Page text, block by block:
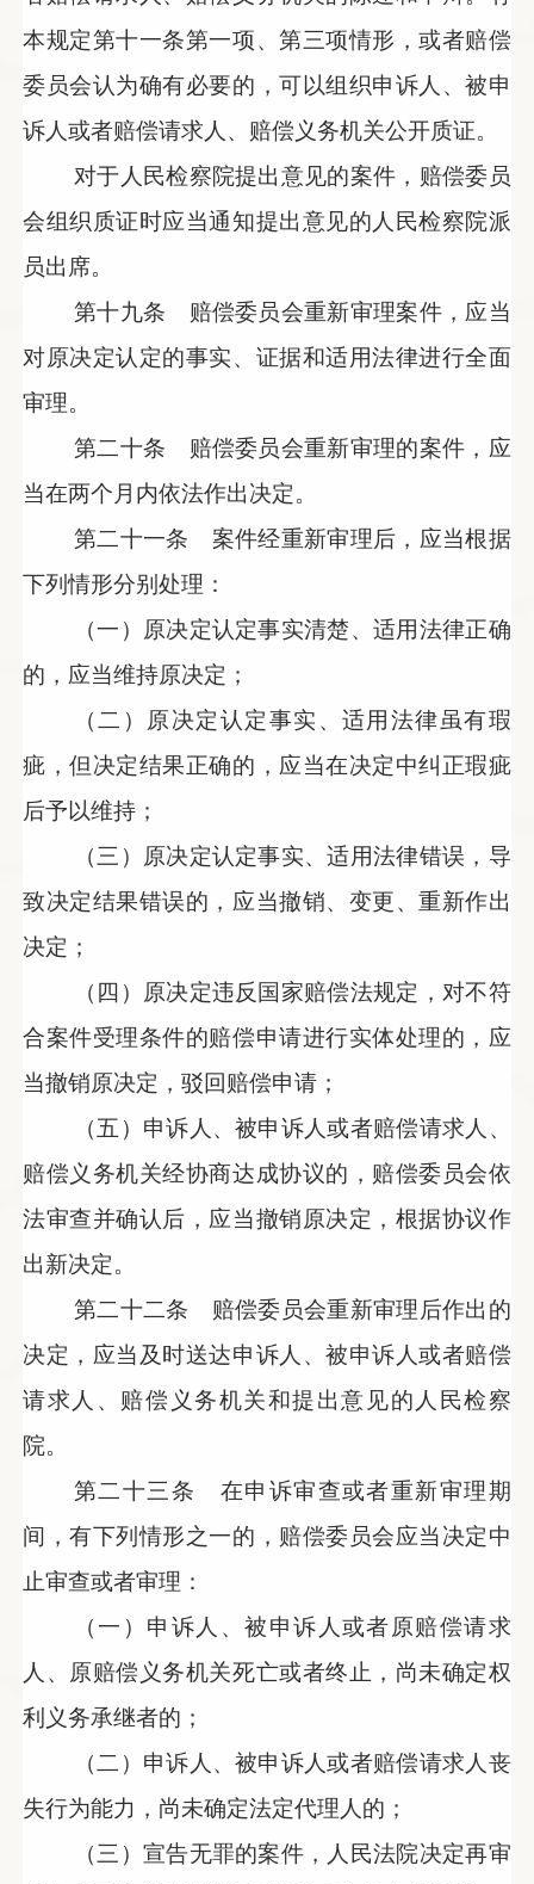
本规定第十一条第一项、第三项情形，或者赔偿
委员会认为确有必要的，可以组织申诉人、被申
诉人或者赔偿请求人、赔偿义务机关公开质证。
对于人民检察院提出意见的案件，赔偿委员
会组织质证时应当通知提出意见的人民检察院派
员出席。
第十九条 赔偿委员会重新审理案件，应当
对原决定认定的事实、证据和适用法律进行全面
审理。
第二十条 赔偿委员会重新审理的案件，应
当在两个月内依法作出决定。
第二十一条 案件经重新审理后，应当根据
下列情形分别处理：
（一）原决定认定事实清楚、适用法律正确
的，应当维持原决定；
（二）原决定认定事实、适用法律虽有瑕
疵，但决定结果正确的，应当在决定中纠正瑕疵
后予以维持；
（三）原决定认定事实、适用法律错误，导
致决定结果错误的，应当撤销、变更、重新作出
决定；
（四）原决定违反国家赔偿法规定，对不符
合案件受理条件的赔偿申请进行实体处理的，应
当撤销原决定，驳回赔偿申请；
（五）申诉人、被申诉人或者赔偿请求人、
赔偿义务机关经协商达成协议的，赔偿委员会依
法审查并确认后，应当撤销原决定，根据协议作
出新决定。
第二十二条 赔偿委员会重新审理后作出的
决定，应当及时送达申诉人、被申诉人或者赔偿
请求人、赔偿义务机关和提出意见的人民检察
院。
第二十三条 在申诉审查或者重新审理期
间，有下列情形之一的，赔偿委员会应当决定中
止审查或者审理：
（一）申诉人、被申诉人或者原赔偿请求
人、原赔偿义务机关死亡或者终止，尚未确定权
利义务承继者的；
（二）申诉人、被申诉人或者赔偿请求人丧
失行为能力，尚未确定法定代理人的；
（三）宣告无罪的案件，人民法院决定再审